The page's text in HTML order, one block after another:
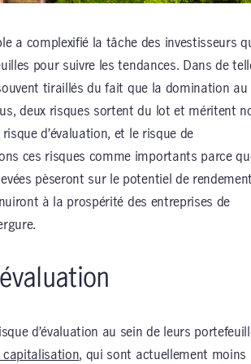
a complexifié la tâche des investisseurs
pour suivre les tendances. Dans de
tiraillés du fait que la domination au
deux risques sortent du lot et méritent
d’évaluation, et le risque de
ces risques comme importants parce
pèseront sur le potentiel de
à la prospérité des entreprises de
d’évaluation au sein de leurs
capitalisation, qui sont actuellement moins